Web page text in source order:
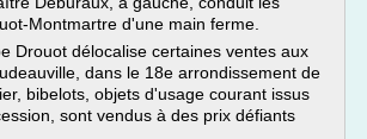
Montmartre d'une main ferme.
Drouot délocalise certaines ventes aux
dans le 18e arrondissement de
bibelots, objets d'usage courant issus
sont vendus à des prix défiants